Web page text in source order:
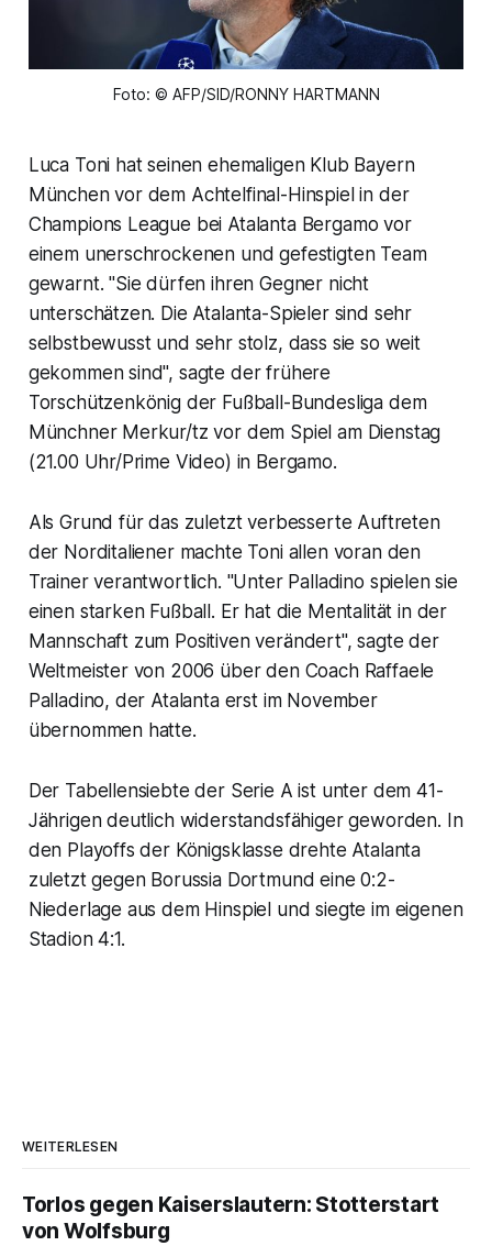
Foto: © AFP/SID/RONNY HARTMANN
Luca Toni hat seinen ehemaligen Klub Bayern
München vor dem Achtelfinal-Hinspiel in der
Champions League bei Atalanta Bergamo vor
einem unerschrockenen und gefestigten Team
gewarnt. "Sie dürfen ihren Gegner nicht
unterschätzen. Die Atalanta-Spieler sind sehr
selbstbewusst und sehr stolz, dass sie so weit
gekommen sind", sagte der frühere
Torschützenkönig der Fußball-Bundesliga dem
Münchner Merkur/tz vor dem Spiel am Dienstag
(21.00 Uhr/Prime Video) in Bergamo.
Als Grund für das zuletzt verbesserte Auftreten
der Norditaliener machte Toni allen voran den
Trainer verantwortlich. "Unter Palladino spielen sie
einen starken Fußball. Er hat die Mentalität in der
Mannschaft zum Positiven verändert", sagte der
Weltmeister von 2006 über den Coach Raffaele
Palladino, der Atalanta erst im November
übernommen hatte.
Der Tabellensiebte der Serie A ist unter dem 41-
Jährigen deutlich widerstandsfähiger geworden. In
den Playoffs der Königsklasse drehte Atalanta
zuletzt gegen Borussia Dortmund eine 0:2-
Niederlage aus dem Hinspiel und siegte im eigenen
Stadion 4:1.
WEITERLESEN
Torlos gegen Kaiserslautern: Stotterstart
von Wolfsburg